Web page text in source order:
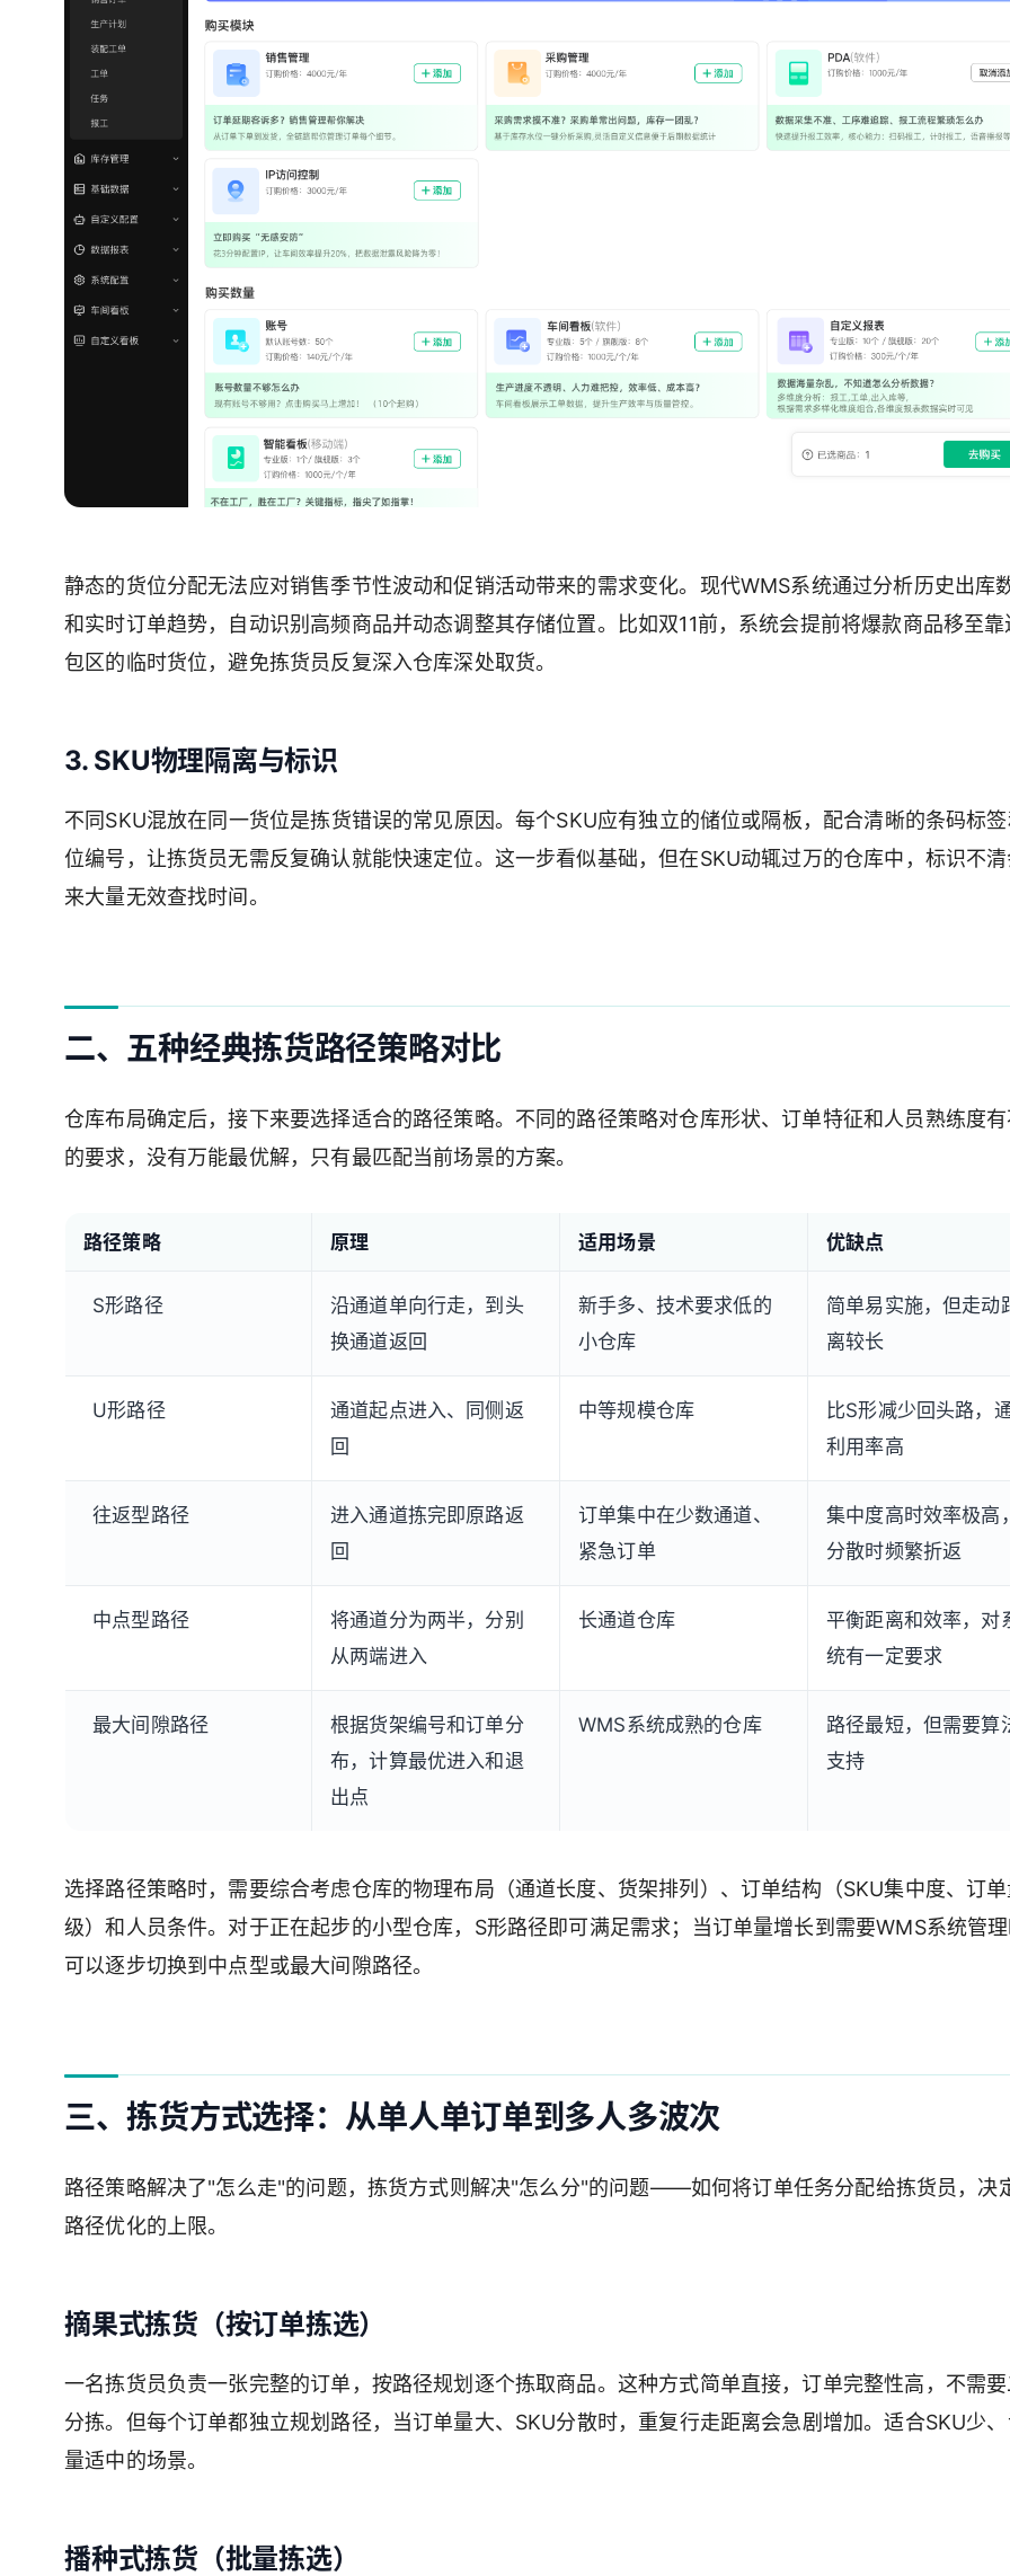
静态的货位分配无法应对销售季节性波动和促销活动带来的需求变化。现代WMS系统通过分析历史出库
和实时订单趋势，自动识别高频商品并动态调整其存储位置。比如双11前，系统会提前将爆款商品移至靠
包区的临时货位，避免拣货员反复深入仓库深处取货。
3. SKU物理隔离与标识
不同SKU混放在同一货位是拣货错误的常见原因。每个SKU应有独立的储位或隔板，配合清晰的条码标
位编号，让拣货员无需反复确认就能快速定位。这一步看似基础，但在SKU动辄过万的仓库中，标识不
来大量无效查找时间。
二、五种经典拣货路径策略对比
仓库布局确定后，接下来要选择适合的路径策略。不同的路径策略对仓库形状、订单特征和人员熟练度有
的要求，没有万能最优解，只有最匹配当前场景的方案。
路径策略 原理 适用场景 优缺点
S形路径
沿通道单向行走，到头
换通道返回
新手多、技术要求低的
小仓库
简单易实施，但走动
离较长
U形路径
通道起点进入、同侧返
回
中等规模仓库
比S形减少回头路，
利用率高
往返型路径
进入通道拣完即原路返
回
订单集中在少数通道、
紧急订单
集中度高时效率极高，
分散时频繁折返
中点型路径
将通道分为两半，分别
从两端进入
长通道仓库
平衡距离和效率，对
统有一定要求
最大间隙路径
根据货架编号和订单分
布，计算最优进入和退
出点
WMS系统成熟的仓库
路径最短，但需要算
支持
选择路径策略时，需要综合考虑仓库的物理布局（通道长度、货架排列）、订单结构（SKU集中度、订单
级）和人员条件。对于正在起步的小型仓库，S形路径即可满足需求；当订单量增长到需要WMS系统管理
可以逐步切换到中点型或最大间隙路径。
三、拣货方式选择：从单人单订单到多人多波次
路径策略解决了"怎么走"的问题，拣货方式则解决"怎么分"的问题——如何将订单任务分配给拣货员，决
路径优化的上限。
摘果式拣货（按订单拣选）
一名拣货员负责一张完整的订单，按路径规划逐个拣取商品。这种方式简单直接，订单完整性高，不需要
分拣。但每个订单都独立规划路径，当订单量大、SKU分散时，重复行走距离会急剧增加。适合SKU少
量适中的场景。
播种式拣货（批量拣选）